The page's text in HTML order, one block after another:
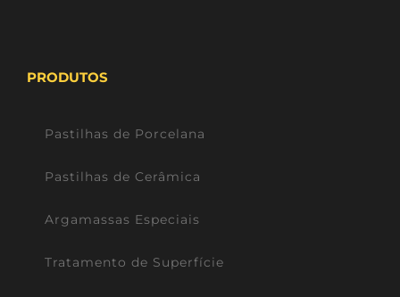
PRODUTOS
Pastilhas de Porcelana
Pastilhas de Cerâmica
Argamassas Especiais
Tratamento de Superfície